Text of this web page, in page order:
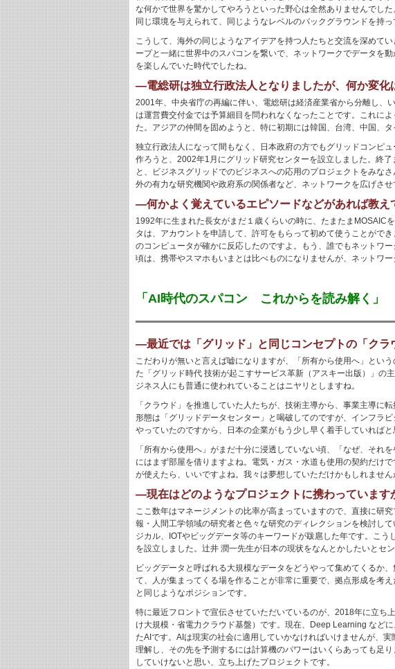
な何かで世界を驚かしてやろうといった野心は全然ありませんでし
同じ環境を与えられて、同じようなレベルのバックグラウンドを持
こうして、海外の同じようなアイデアを持つ人たちと交流を深めて
ープと一緒に世界中のスパコンを繋いで、ネットワークでデータを
を楽しんでいた時代でしたね。
―電総研は独立行政法人となりましたが、何か変化
2001年、中央省庁の再編に伴い、電総研は経済産業省から分離し、
は運営費交付金では予算細目を問われなくなったことです。これに
た。アジアの仲間を固めようと、特に初期には韓国、台湾、中国、
独立行政法人になって間もなく、日本政府の方でもグリッドコンピ
作ろうと、2002年1月にグリッド研究センターを設立しました。終
と、ビジネスグリッドでのビジネスへの応用のプロジェクトをみな
外の有力な研究機関や政府系の関係者など、ネットワークを広げさ
―何かよく覚えているエピソードなどがあれば教え
1992年に生まれた長女がまだ１歳くらいの時に、たまたまMOSAIC
タは、アカウントを申請して、許可をもらって初めて使うことがで
のコンピュータが確かに反応したのですよ。もう、誰でもネットワ
頃は、携帯やスマホもいまとは比べものになりませんが、ネットワ
「AI時代のスパコン これからを読み解く」
―最近では「グリッド」と同じコンセプトの「クラ
こだわりが無いと言えば嘘になりますが、「所有から使用へ」とい
た「グリッド時代 技術が起こすサービス革新（アスキー出版）」の
ジネス人にも普通に使われていることはニヤリとしますね。
「クラウド」を推進していた人たちが、技術主導から、事業主導に
形態は「グリッドデータセンター」と喝破してのですが、インフラ
やっていたのですから、日本の企業がもう少し早く着手していればと
「所有から使用へ」がまだ十分に浸透していない頃、「なぜ、それ
にはまず部屋を借りますよね。電気・ガス・水道も使用の契約だけ
が使えたら、いいですよね。我々は夢想していただけかもしれませ
―現在はどのようなプロジェクトに携わっています
ここ数年はマネージメントの比率が高まっていますので、直接に研
報・人間工学領域の研究者と色々な研究のディレクションを検討し
ジカル、IOTやビッグデータ等のキーワードが跋扈した年です。こう
を設立しました。辻井 潤一先生が日本の現状をなんとかしたいとセ
ビッグデータと呼ばれる大規模なデータをどうやって集めてくるか
て、人が集まってくる場を作ることが非常に重要で、拠点形成を考
と同じようなポジションです。
特に最近フロントで宣伝させていただいているのが、2018年に立ち
け大規模・省電力クラウド基盤）です。現在、Deep Learning など
たAIです。AIは現実の社会に適用していかなければいけませんが、
理解し、その先を予測するには計算機のパワーはいくらあっても足
していけないと思い、立ち上げたプロジェクトです。